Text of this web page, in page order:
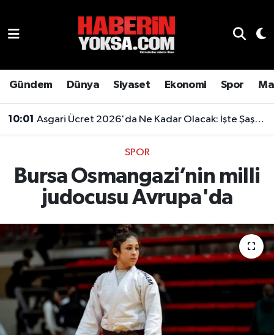
Gündem Dünya Siyaset Ekonomi Spor
10:01 Asgari Ücret 2026'da Ne Kadar Olacak: İşte Şaşırtan Rakam
SPOR
Bursa Osmangazi’nin milli
judocusu Avrupa'da
Genel
Gündem
Magazin
Otomobil
Sağlık
Teknoloji
Hava Durumu
Son Dakika Haberleri
Haber Arşivi